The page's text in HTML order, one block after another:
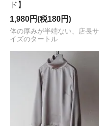
ド】
1,980円(税180円)
体の厚みが半端ない、店長サ
イズのタートル